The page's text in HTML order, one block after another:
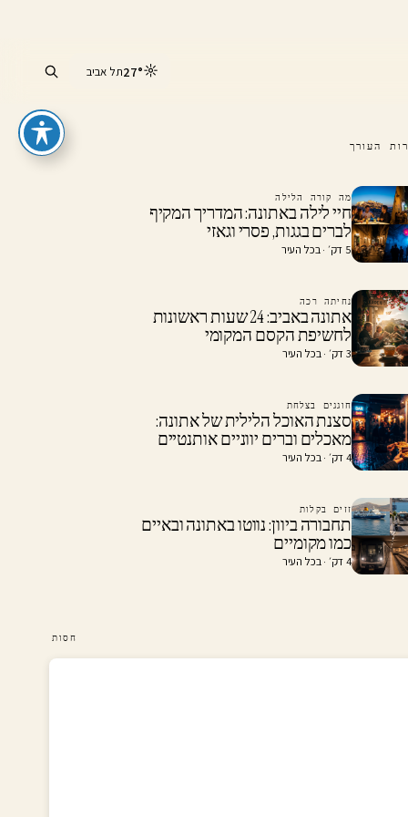
☼
27°תל אביב
העורך
מה קורה הלילה
חיי לילה באתונה: המדריך המקיף
לברים בגגות, פסרי וגאזי
5 דק׳ · בכל העיר
נחיתה רכה
אתונה באביב: 24 שעות ראשונות
לחשיפת הקסם המקומי
3 דק׳ · בכל העיר
חוגגים בצלחת
סצנת האוכל הלילית של אתונה:
מאכלים וברים יווניים אותנטיים
4 דק׳ · בכל העיר
זזים בקלות
תחבורה ביוון: נווטו באתונה ובאיים
כמו מקומיים
4 דק׳ · בכל העיר
חסות